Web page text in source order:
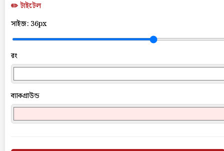
✏️ টাইটেল
সাইজ: 36px
রং
ব্যাকগ্রাউন্ড